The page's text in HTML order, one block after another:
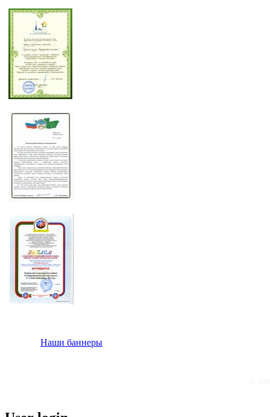
Наши баннеры